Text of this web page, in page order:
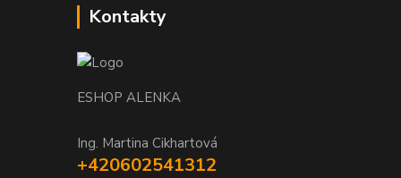
Kontakty
ESHOP ALENKA
Ing. Martina Cikhartová
+420602541312